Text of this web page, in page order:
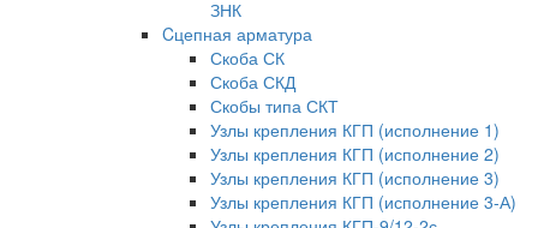
ЗНК
Cцепная арматура
Скоба СК
Скоба СКД
Скобы типа СКТ
Узлы крепления КГП (исполнение 1)
Узлы крепления КГП (исполнение 2)
Узлы крепления КГП (исполнение 3)
Узлы крепления КГП (исполнение 3-А)